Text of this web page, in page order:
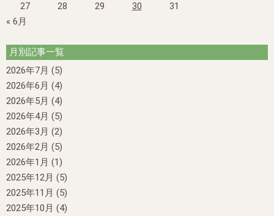
27
28 29 30
31
« 6月
月別記事一覧
2026年7月 (5)
2026年6月 (4)
2026年5月 (4)
2026年4月 (5)
2026年3月 (2)
2026年2月 (5)
2026年1月 (1)
2025年12月 (5)
2025年11月 (5)
2025年10月 (4)